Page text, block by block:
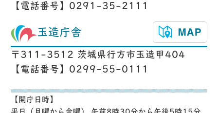
【電話番号】0291-35-2111
玉造庁舎
〒311-3512 茨城県行方市玉造甲404
【電話番号】0299-55-0111
【開庁日時】